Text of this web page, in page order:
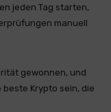
jeden Tag starten,
manuell
gewonnen, und
Krypto sein, die